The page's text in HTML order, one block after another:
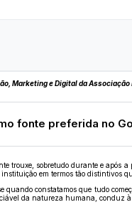
Marketing e Digital da Associação
fonte preferida no
trouxe, sobretudo durante e
em termos tão distintivos
quando constatamos que tudo
da natureza humana, conduz à